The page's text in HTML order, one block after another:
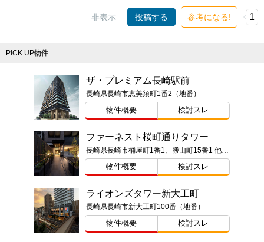
非表示 投稿する 参考になる! 1
PICK UP物件
ザ・プレミアム長崎駅前
長崎県長崎市恵美須町1番2（地番）
物件概要 検討スレ
ファーネスト桜町通りタワー
長崎県長崎市桶屋町1番1、勝山町15番1 他4筆（地番）
物件概要 検討スレ
ライオンズタワー新大工町
長崎県長崎市新大工町100番（地番）
物件概要 検討スレ